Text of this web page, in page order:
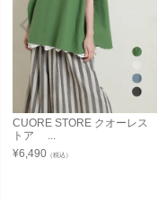
CUORE STORE クオーレス
トア ...
¥6,490 （税込）